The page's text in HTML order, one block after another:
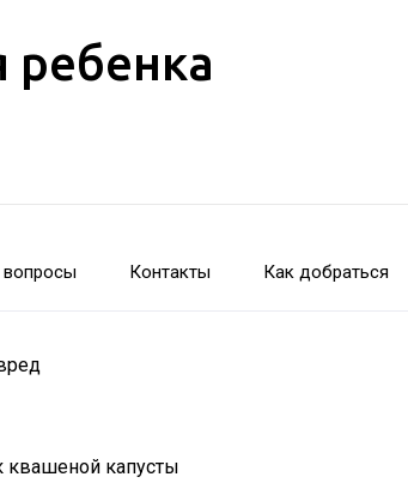
ребенка
Контакты Как добраться